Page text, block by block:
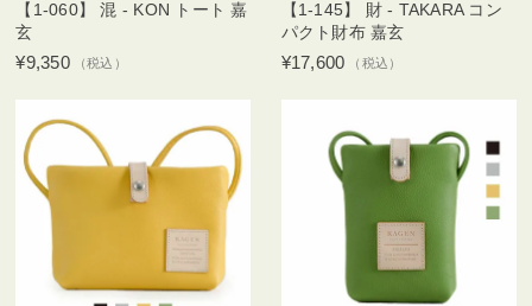
【1-060】 混 - KON トート 嘉
玄
¥9,350 （税込）
【1-145】 財 - TAKARA コン
パクト財布 嘉玄
¥17,600 （税込）